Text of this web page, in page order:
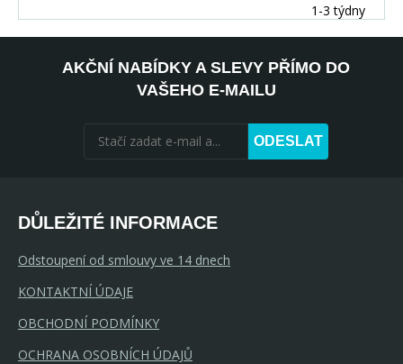
1-3 týdny
AKČNÍ NABÍDKY A SLEVY PŘÍMO DO
VAŠEHO E-MAILU
ODESLAT
DŮLEŽITÉ INFORMACE
Odstoupení od smlouvy ve 14 dnech
KONTAKTNÍ ÚDAJE
OBCHODNÍ PODMÍNKY
OCHRANA OSOBNÍCH ÚDAJŮ